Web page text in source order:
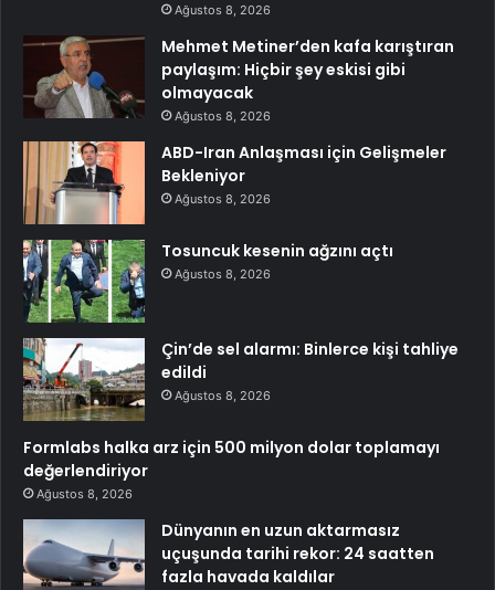
Ağustos 8, 2026
Mehmet Metiner’den kafa karıştıran
paylaşım: Hiçbir şey eskisi gibi
olmayacak
Ağustos 8, 2026
ABD-Iran Anlaşması için Gelişmeler
Bekleniyor
Ağustos 8, 2026
Tosuncuk kesenin ağzını açtı
Ağustos 8, 2026
Çin’de sel alarmı: Binlerce kişi tahliye
edildi
Ağustos 8, 2026
Formlabs halka arz için 500 milyon dolar toplamayı
değerlendiriyor
Ağustos 8, 2026
Dünyanın en uzun aktarmasız
uçuşunda tarihi rekor: 24 saatten
fazla havada kaldılar